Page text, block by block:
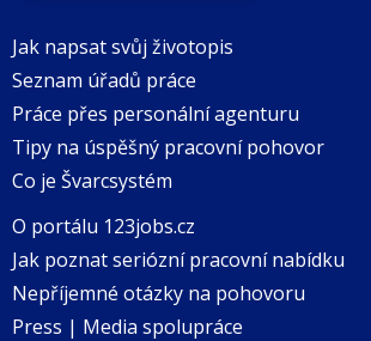
Jak napsat svůj životopis
Seznam úřadů práce
Práce přes personální agenturu
Tipy na úspěšný pracovní pohovor
Co je Švarcsystém
O portálu 123jobs.cz
Jak poznat seriózní pracovní nabídku
Nepříjemné otázky na pohovoru
Press | Media spolupráce